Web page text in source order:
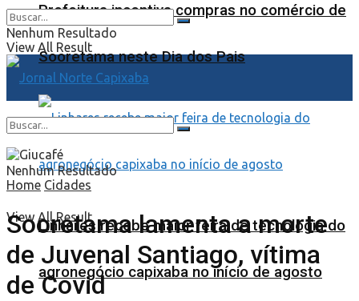
Prefeitura incentiva compras no comércio de
Sooretama neste Dia dos Pais
Linhares recebe maior feira de tecnologia do
agronegócio capixaba no início de agosto
Nenhum Resultado
View All Result
Nenhum Resultado
View All Result
Home Cidades
Sooretama lamenta a morte
de Juvenal Santiago, vítima
de Covid